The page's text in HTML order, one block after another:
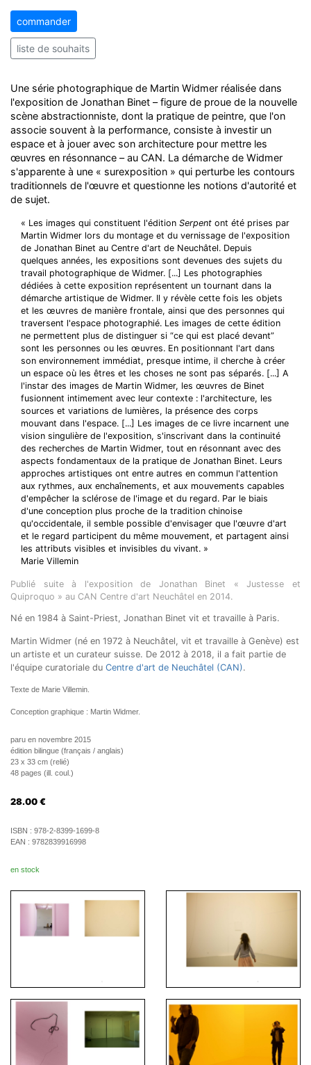
commander
liste de souhaits
Une série photographique de Martin Widmer réalisée dans
l'exposition de Jonathan Binet – figure de proue de la nouvelle
scène abstractionniste, dont la pratique de peintre, que l'on
associe souvent à la performance, consiste à investir un
espace et à jouer avec son architecture pour mettre les
œuvres en résonnance – au CAN. La démarche de Widmer
s'apparente à une « surexposition » qui perturbe les contours
traditionnels de l'œuvre et questionne les notions d'autorité et
de sujet.
« Les images qui constituent l'édition Serpent ont été prises par
Martin Widmer lors du montage et du vernissage de l'exposition
de Jonathan Binet au Centre d'art de Neuchâtel. Depuis
quelques années, les expositions sont devenues des sujets du
travail photographique de Widmer. [...] Les photographies
dédiées à cette exposition représentent un tournant dans la
démarche artistique de Widmer. Il y révèle cette fois les objets
et les œuvres de manière frontale, ainsi que des personnes qui
traversent l'espace photographié. Les images de cette édition
ne permettent plus de distinguer si “ce qui est placé devant”
sont les personnes ou les œuvres. En positionnant l'art dans
son environnement immédiat, presque intime, il cherche à créer
un espace où les êtres et les choses ne sont pas séparés. [...] A
l'instar des images de Martin Widmer, les œuvres de Binet
fusionnent intimement avec leur contexte : l'architecture, les
sources et variations de lumières, la présence des corps
mouvant dans l'espace. [...] Les images de ce livre incarnent une
vision singulière de l'exposition, s'inscrivant dans la continuité
des recherches de Martin Widmer, tout en résonnant avec des
aspects fondamentaux de la pratique de Jonathan Binet. Leurs
approches artistiques ont entre autres en commun l'attention
aux rythmes, aux enchaînements, et aux mouvements capables
d'empêcher la sclérose de l'image et du regard. Par le biais
d'une conception plus proche de la tradition chinoise
qu'occidentale, il semble possible d'envisager que l'œuvre d'art
et le regard participent du même mouvement, et partagent ainsi
les attributs visibles et invisibles du vivant. »
Marie Villemin
Publié suite à l'exposition de Jonathan Binet « Justesse et
Quiproquo » au CAN Centre d'art Neuchâtel en 2014.
Né en 1984 à Saint-Priest, Jonathan Binet vit et travaille à Paris.
Martin Widmer (né en 1972 à Neuchâtel, vit et travaille à Genève) est
un artiste et un curateur suisse. De 2012 à 2018, il a fait partie de
l'équipe curatoriale du Centre d'art de Neuchâtel (CAN).
Texte de Marie Villemin.
Conception graphique : Martin Widmer.
paru en novembre 2015
édition bilingue (français / anglais)
23 x 33 cm (relié)
48 pages (ill. coul.)
28.00 €
ISBN : 978-2-8399-1699-8
EAN : 9782839916998
en stock